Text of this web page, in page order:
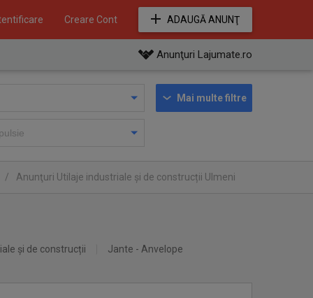
Creare Cont ADAUGĂ ANUNŢ
Anunţuri Lajumate.ro
Mai multe filtre
/ Anunţuri Utilaje industriale și de construcții Ulmeni
și de construcții Jante - Anvelope